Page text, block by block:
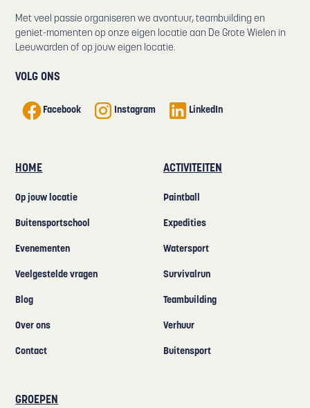
Met veel passie organiseren we avontuur, teambuilding en
geniet-momenten op onze eigen locatie aan De Grote Wielen in
Leeuwarden of op jouw eigen locatie.
VOLG ONS
Facebook Instagram LinkedIn
HOME
Op jouw locatie
Buitensportschool
Evenementen
Veelgestelde vragen
Blog
Over ons
Contact
ACTIVITEITEN
Paintball
Expedities
Watersport
Survivalrun
Teambuilding
Verhuur
Buitensport
GROEPEN